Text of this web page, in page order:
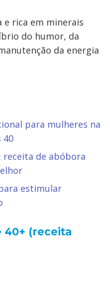
e rica em minerais
do humor, da
da energia
para mulheres na
40
receita de abóbora
estimular
40+ (receita